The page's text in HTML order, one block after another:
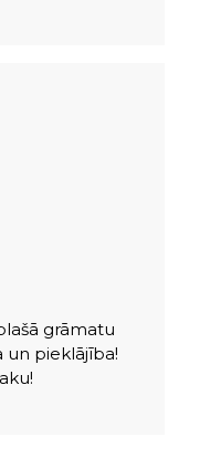
grāmatu
un pieklājība!